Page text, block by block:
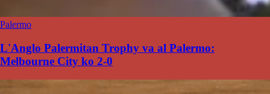
Palermo
L'Anglo Palermitan Trophy va al Palermo:
Melbourne City ko 2-0